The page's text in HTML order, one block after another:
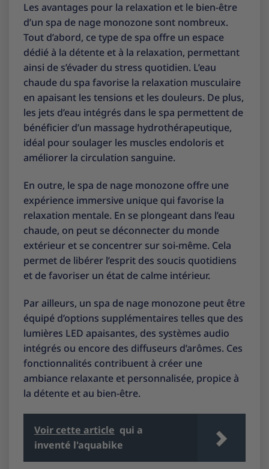
Les avantages pour la relaxation et le bien-être
d’un spa de nage monozone sont nombreux.
Tout d’abord, ce type de spa offre un espace
dédié à la détente et à la relaxation, permettant
ainsi de s’évader du stress quotidien. L’eau
chaude du spa favorise la relaxation musculaire
en apaisant les tensions et les douleurs. De plus,
les jets d’eau intégrés dans le spa permettent de
bénéficier d’un massage hydrothérapeutique,
idéal pour soulager les muscles endoloris et
améliorer la circulation sanguine.
En outre, le spa de nage monozone offre une
expérience immersive unique qui favorise la
relaxation mentale. En se plongeant dans l’eau
chaude, on peut se déconnecter du monde
extérieur et se concentrer sur soi-même. Cela
permet de libérer l’esprit des soucis quotidiens
et de favoriser un état de calme intérieur.
Par ailleurs, un spa de nage monozone peut être
équipé d’options supplémentaires telles que des
lumières LED apaisantes, des systèmes audio
intégrés ou encore des diffuseurs d’arômes. Ces
fonctionnalités contribuent à créer une
ambiance relaxante et personnalisée, propice à
la détente et au bien-être.
Voir cette article qui a
inventé l'aquabike